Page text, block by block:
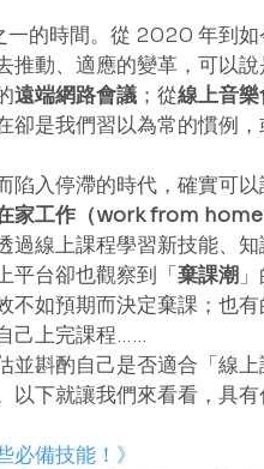
的時間。從 2020 年到如
推動、適應的變革，可以
遠端網路會議 ；從線上音
卻是我們習以為常的慣例
陷入停滯的時代，確實可
家工作（work from home
線上課程學習新技能、知
平台卻也觀察到「 棄課潮
不如預期而決定棄課；也
己上完課程……
並斟酌自己是否適合「線
下就讓我們來看看，具有
必備技能！》